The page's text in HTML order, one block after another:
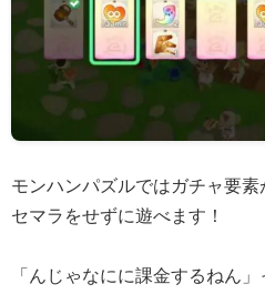
モンハンパズルではガチャ要
セマラをせずに遊べます！
「んじゃなにに課金するねん